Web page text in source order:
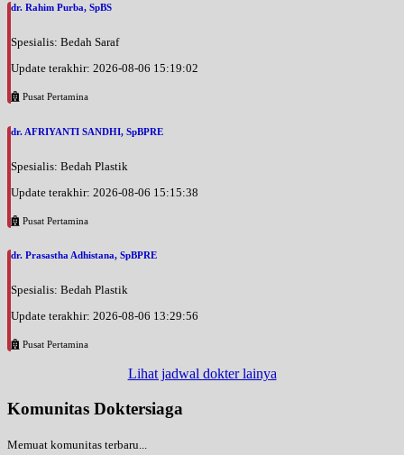
dr. Rahim Purba, SpBS
Spesialis: Bedah Saraf
Update terakhir: 2026-08-06 15:19:02
Pusat Pertamina
dr. AFRIYANTI SANDHI, SpBPRE
Spesialis: Bedah Plastik
Update terakhir: 2026-08-06 15:15:38
Pusat Pertamina
dr. Prasastha Adhistana, SpBPRE
Spesialis: Bedah Plastik
Update terakhir: 2026-08-06 13:29:56
Pusat Pertamina
Lihat jadwal dokter lainya
Komunitas Doktersiaga
Memuat komunitas terbaru...